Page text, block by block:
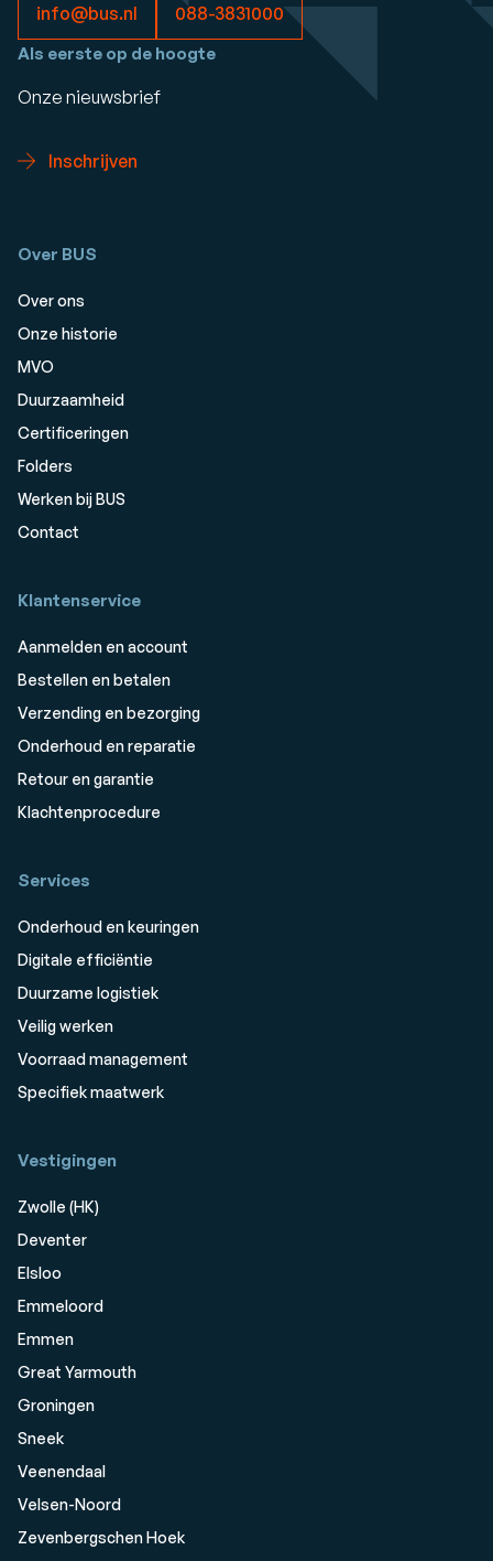
info@bus.nl 088-3831000
Als eerste op de hoogte
Onze nieuwsbrief
Inschrijven
Over BUS
Over ons
Onze historie
MVO
Duurzaamheid
Certificeringen
Folders
Werken bij BUS
Contact
Klantenservice
Aanmelden en account
Bestellen en betalen
Verzending en bezorging
Onderhoud en reparatie
Retour en garantie
Klachtenprocedure
Services
Onderhoud en keuringen
Digitale efficiëntie
Duurzame logistiek
Veilig werken
Voorraad management
Specifiek maatwerk
Vestigingen
Zwolle (HK)
Deventer
Elsloo
Emmeloord
Emmen
Great Yarmouth
Groningen
Sneek
Veenendaal
Velsen-Noord
Zevenbergschen Hoek